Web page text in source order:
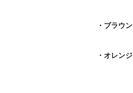
・ブラウン
・オレンジ